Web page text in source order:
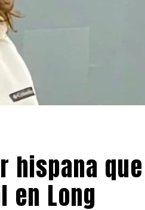
hispana que
en Long